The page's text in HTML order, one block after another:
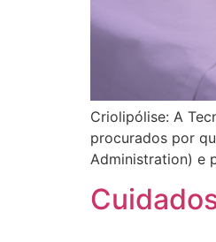
Criolipólise: A
procurados por
Administration) e